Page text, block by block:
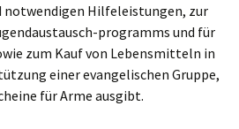
notwendigen Hilfeleistungen, zur
programms und für
zum Kauf von Lebensmitteln in
einer evangelischen Gruppe,
für Arme ausgibt.